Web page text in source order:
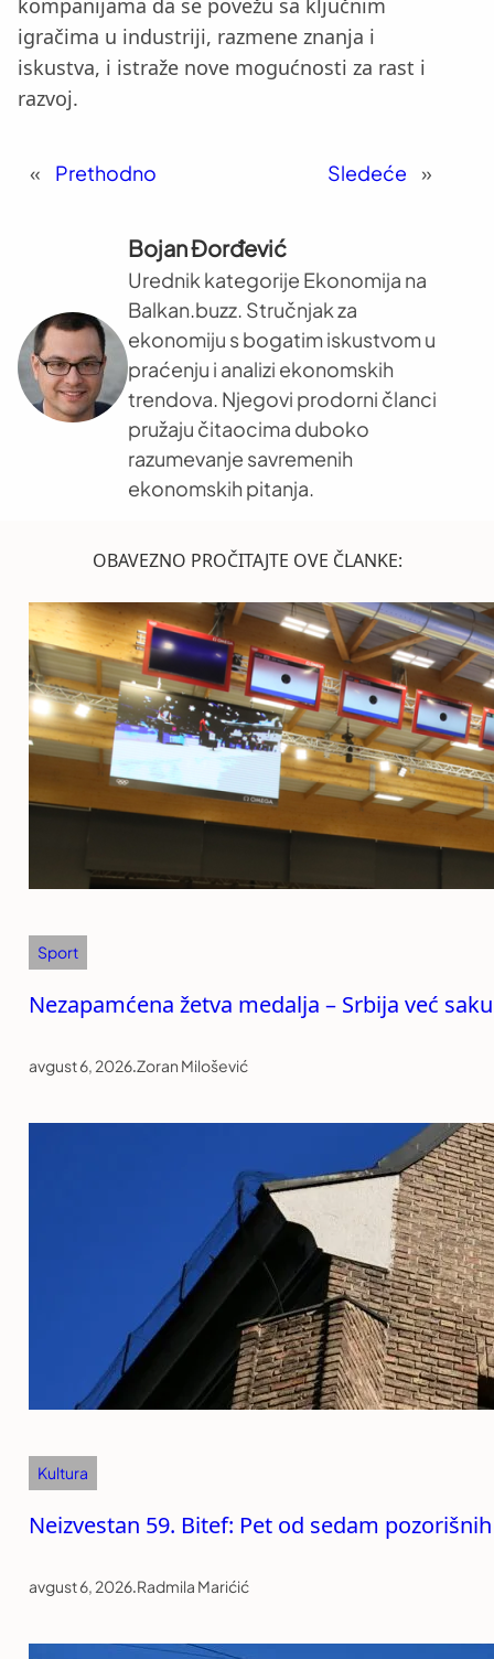
kompanijama da se povežu sa ključnim
igračima u industriji, razmene znanja i
iskustva, i istraže nove mogućnosti za rast i
razvoj.
« Prethodno Sledeće »
Bojan Đorđević
Urednik kategorije Ekonomija na
Balkan.buzz. Stručnjak za
ekonomiju s bogatim iskustvom u
praćenju i analizi ekonomskih
trendova. Njegovi prodorni članci
pružaju čitaocima duboko
razumevanje savremenih
ekonomskih pitanja.
OBAVEZNO PROČITAJTE OVE ČLANKE:
Sport
Nezapamćena žetva medalja – Srbija već
avgust 6, 2026.Zoran Milošević
Kultura
Neizvestan 59. Bitef: Pet od sedam
avgust 6, 2026.Radmila Marićić